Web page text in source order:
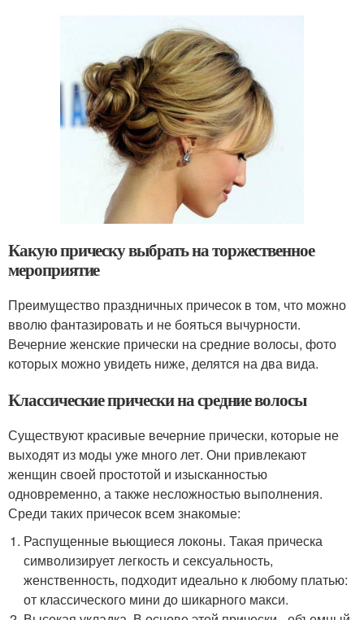
Какую прическу выбрать на торжественное
мероприятие
Преимущество праздничных причесок в том, что можно
вволю фантазировать и не бояться вычурности.
Вечерние женские прически на средние волосы, фото
которых можно увидеть ниже, делятся на два вида.
Классические прически на средние волосы
Существуют красивые вечерние прически, которые не
выходят из моды уже много лет. Они привлекают
женщин своей простотой и изысканностью
одновременно, а также несложностью выполнения.
Среди таких причесок всем знакомые:
Распущенные вьющиеся локоны. Такая прическа
символизирует легкость и сексуальность,
женственность, подходит идеально к любому платью:
от классического мини до шикарного макси.